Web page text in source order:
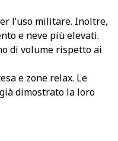
l’uso militare. Inoltre,
e neve più elevati.
di volume rispetto ai
e zone relax. Le
dimostrato la loro